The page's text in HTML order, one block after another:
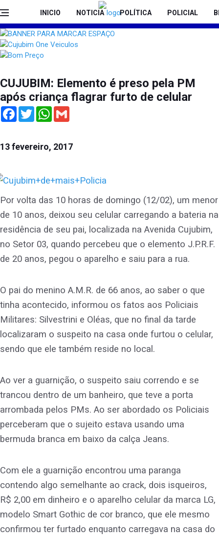
INICIO NOTICIA POLÍTICA POLICIAL
CUJUBIM: Elemento é preso pela PM
após criança flagrar furto de celular
Facebook
TwitterWhatsApp
13 fevereiro, 2017
Por volta das 10 horas de domingo (12/02), um menor
de 10 anos, deixou seu celular carregando a bateria na
residência de seu pai, localizada na Avenida Cujubim,
no Setor 03, quando percebeu que o elemento J.P.R.F.
de 20 anos, pegou o aparelho e saiu para a rua.
O pai do menino A.M.R. de 66 anos, ao saber o que
tinha acontecido, informou os fatos aos Policiais
Militares: Silvestrini e Oléas, que no final da tarde
localizaram o suspeito na casa onde furtou o celular,
sendo que ele também reside no local.
Ao ver a guarnição, o suspeito saiu correndo e se
trancou dentro de um banheiro, que teve a porta
arrombada pelos PMs. Ao ser abordado os Policiais
perceberam que o sujeito estava usando uma
bermuda branca em baixo da calça Jeans.
Com ele a guarnição encontrou uma paranga
contendo algo semelhante ao crack, dois isqueiros,
R$ 2,00 em dinheiro e o aparelho celular da marca LG,
modelo Smart Gothic de cor branco, que ele mesmo
confirmou ter furtado enquanto carregava na casa do